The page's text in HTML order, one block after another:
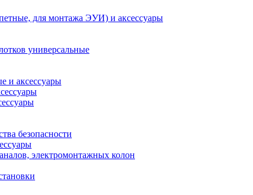
для монтажа ЭУИ) и аксессуары
универсальные
и аксессуары
безопасности
электромонтажных колон